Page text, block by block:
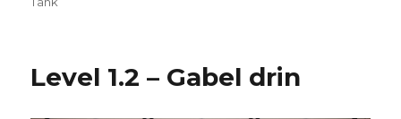
Level 1.2 – Gabel drin